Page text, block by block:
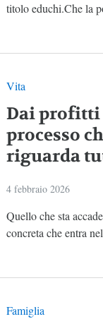
titolo educhi.Che la
Vita
Dai profitti
processo
riguarda
4 febbraio 2026
Quello che sta
concreta che entra
Famiglia